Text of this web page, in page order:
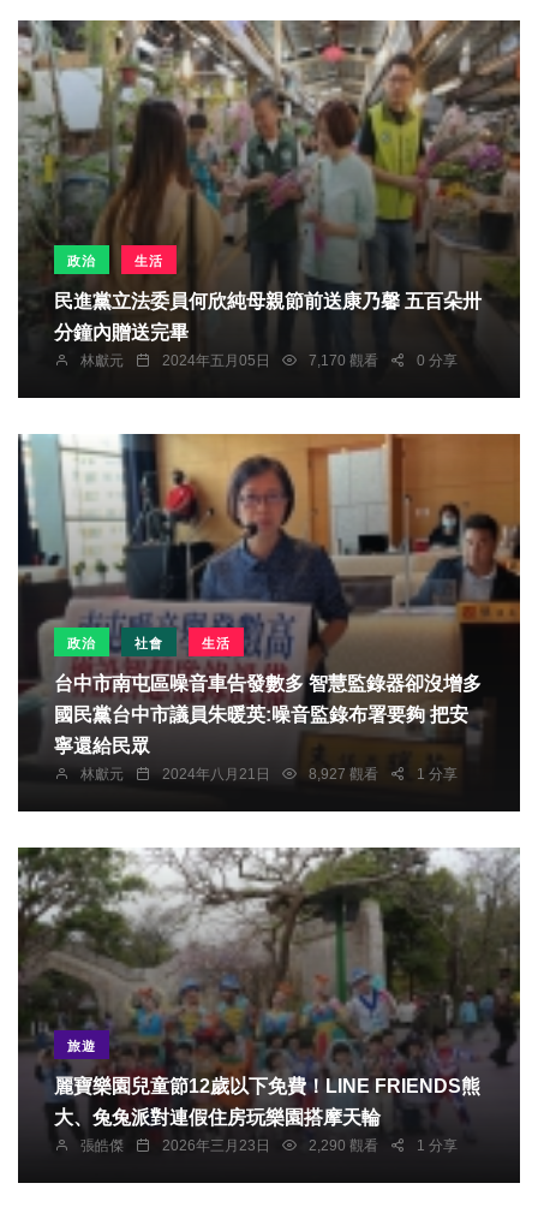
政治 生活
民進黨立法委員何欣純母親節前送康乃馨 五百朵卅
分鐘內贈送完畢
林獻元 2024年五月05日 7,170 觀看 0 分享
政治 社會 生活
台中市南屯區噪音車告發數多 智慧監錄器卻沒增多
國民黨台中市議員朱暖英:噪音監錄布署要夠 把安
寧還給民眾
林獻元 2024年八月21日 8,927 觀看 1 分享
旅遊
麗寶樂園兒童節12歲以下免費！LINE FRIENDS熊
大、兔兔派對連假住房玩樂園搭摩天輪
張皓傑 2026年三月23日 2,290 觀看 1 分享